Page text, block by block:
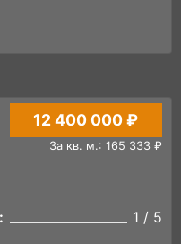
12 400 000 ₽
За кв. м.: 165 333 ₽
1 / 5